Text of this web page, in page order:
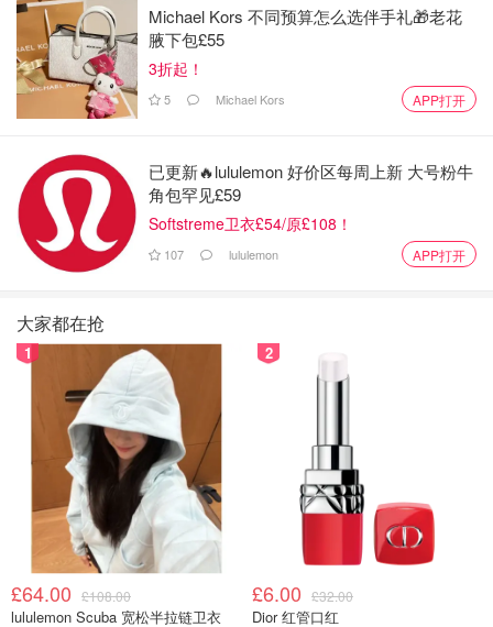
▪️展览地点：青年V&A博物馆
▪️展览时间：2026年2月12日 - 11月15日▪️票价：11英镑（一
票通，展期内无限次参观）
后制作公司。超多动手体验，让孩子学习定格动画基础知
识，甚至创作自己的小动画！
7️⃣ 年龄只是数字？全球衰老观深度探讨
▪️展览地点：惠康收藏馆
Michael Kors 不同预算怎么选伴手礼🎁老花
腋下包£55
3折起！
5 Michael Kors APP打开
已更新🔥lululemon 好价区每周上新 大号粉牛
角包罕见£59
Softstreme卫衣£54/原£108！
107 lululemon APP打开
大家都在抢
1
£64.00 £108.00
lululemon Scuba 宽松半拉链卫衣
2
£6.00 £32.00
Dior 红管口红